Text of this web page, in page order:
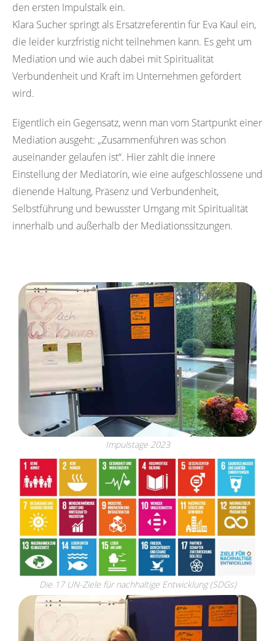
den ersten Impulstalk ein.
Klara Sucher springt als Ersatzreferentin für Eva Kaul ein,
die leider kurzfristig nicht teilnehmen kann. Es geht um
Mediation und wie auch dabei mit Spiritualität
Verbundenheit und Kraft im Unternehmen gefördert
wird.
Eigentlich ein Gegensatz, wenn man vom Startpunkt einer
Mediation ausgeht: „Zusammenführen was schon
auseinander gelaufen ist“. Hier zählt die innere
Einstellung der Mediatorin, wie eine aufgeschlossene und
dienende Haltung, Präsenz und Verbundenheit,
Selbstführung und bewusster Umgang mit Spiritualität
innerhalb und außerhalb der Mediationssitzungen.
Impulstage 2023
Die 17 UN-Ziele für nachhaltige Entwicklung (SDGs)